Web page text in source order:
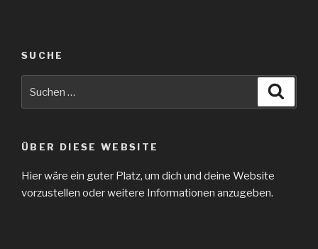
SUCHE
ÜBER DIESE WEBSITE
Hier wäre ein guter Platz, um dich und deine Website
vorzustellen oder weitere Informationen anzugeben.